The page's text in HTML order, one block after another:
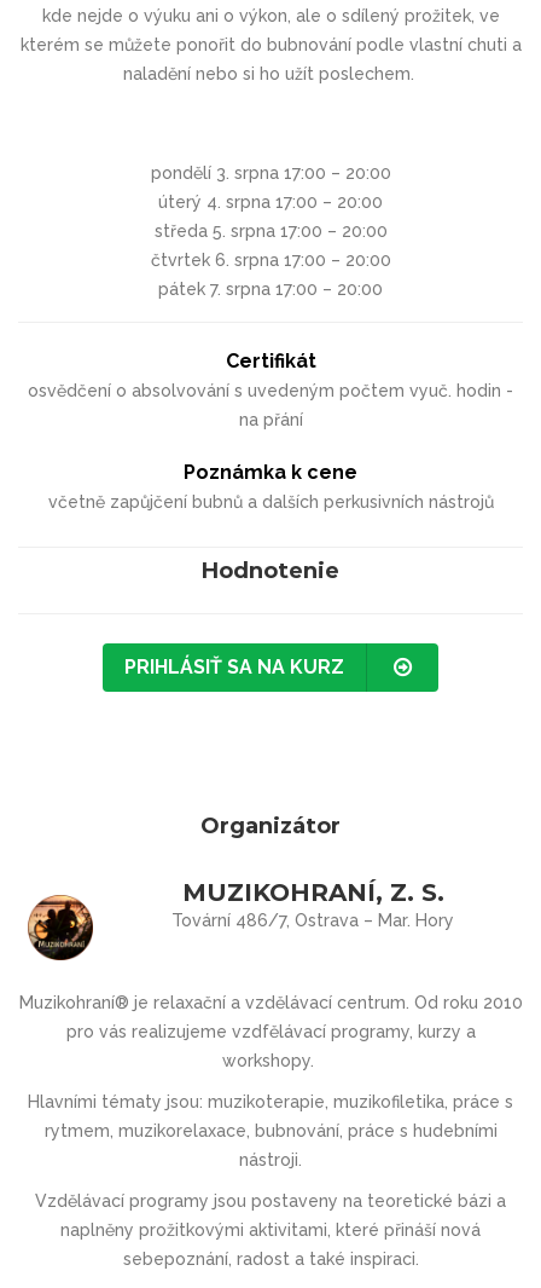
kde nejde o výuku ani o výkon, ale o sdílený prožitek, ve
kterém se můžete ponořit do bubnování podle vlastní chuti a
naladění nebo si ho užít poslechem.
pondělí 3. srpna 17:00 – 20:00
úterý 4. srpna 17:00 – 20:00
středa 5. srpna 17:00 – 20:00
čtvrtek 6. srpna 17:00 – 20:00
pátek 7. srpna 17:00 – 20:00
Certifikát
osvědčení o absolvování s uvedeným počtem vyuč. hodin -
na přání
Poznámka k cene
včetně zapůjčení bubnů a dalších perkusivních nástrojů
Hodnotenie
PRIHLÁSIŤ SA NA KURZ
Organizátor
MUZIKOHRANÍ, Z. S.
Tovární 486/7, Ostrava – Mar. Hory
Muzikohraní® je relaxační a vzdělávací centrum. Od roku 2010
pro vás realizujeme vzdfělávací programy, kurzy a
workshopy.
Hlavními tématy jsou: muzikoterapie, muzikofiletika, práce s
rytmem, muzikorelaxace, bubnování, práce s hudebními
nástroji.
Vzdělávací programy jsou postaveny na teoretické bázi a
naplněny prožitkovými aktivitami, které přináší nová
sebepoznání, radost a také inspiraci.